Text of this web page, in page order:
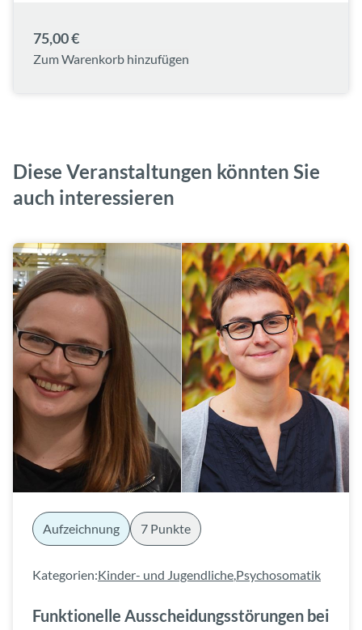
75,00 €
Zum Warenkorb hinzufügen
Diese Veranstaltungen könnten Sie
auch interessieren
Aufzeichnung 7 Punkte
Kategorien:Kinder- und Jugendliche,Psychosomatik
Funktionelle Ausscheidungsstörungen bei